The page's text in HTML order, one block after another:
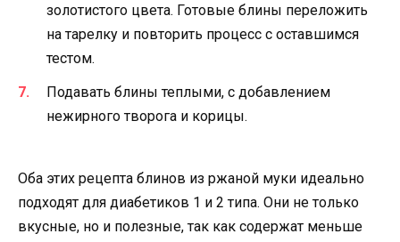
золотистого цвета. Готовые блины переложить
на тарелку и повторить процесс с оставшимся
тестом.
Подавать блины теплыми, с добавлением
нежирного творога и корицы.
Оба этих рецепта блинов из ржаной муки идеально
подходят для диабетиков 1 и 2 типа. Они не только
вкусные, но и полезные, так как содержат меньше